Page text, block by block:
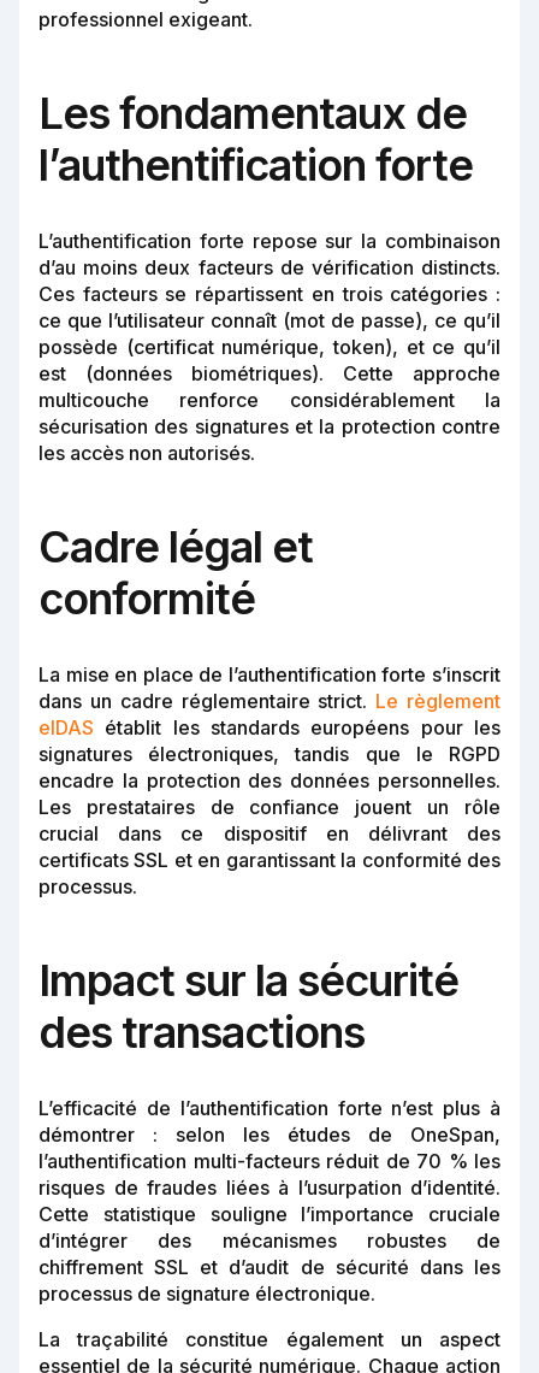
professionnel exigeant.
Les fondamentaux de
l’authentification forte
L’authentification forte repose sur la combinaison
d’au moins deux facteurs de vérification distincts.
Ces facteurs se répartissent en trois catégories :
ce que l’utilisateur connaît (mot de passe), ce qu’il
possède (certificat numérique, token), et ce qu’il
est (données biométriques). Cette approche
multicouche renforce considérablement la
sécurisation des signatures et la protection contre
les accès non autorisés.
Cadre légal et
conformité
La mise en place de l’authentification forte s’inscrit
dans un cadre réglementaire strict. Le règlement
eIDAS établit les standards européens pour les
signatures électroniques, tandis que le RGPD
encadre la protection des données personnelles.
Les prestataires de confiance jouent un rôle
crucial dans ce dispositif en délivrant des
certificats SSL et en garantissant la conformité des
processus.
Impact sur la sécurité
des transactions
L’efficacité de l’authentification forte n’est plus à
démontrer : selon les études de OneSpan,
l’authentification multi-facteurs réduit de 70 % les
risques de fraudes liées à l’usurpation d’identité.
Cette statistique souligne l’importance cruciale
d’intégrer des mécanismes robustes de
chiffrement SSL et d’audit de sécurité dans les
processus de signature électronique.
La traçabilité constitue également un aspect
essentiel de la sécurité numérique. Chaque action